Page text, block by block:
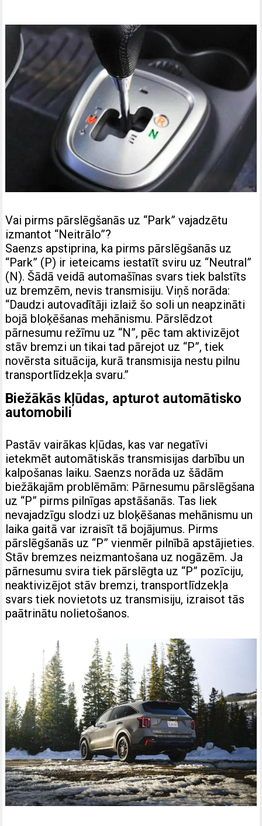
Vai pirms pārslēgšanās uz “Park” vajadzētu
izmantot “Neitrālo”?
Saenzs apstiprina, ka pirms pārslēgšanās uz
“Park” (P) ir ieteicams iestatīt sviru uz “Neutral”
(N). Šādā veidā automašīnas svars tiek balstīts
uz bremzēm, nevis transmisiju. Viņš norāda:
“Daudzi autovadītāji izlaiž šo soli un neapzināti
bojā bloķēšanas mehānismu. Pārslēdzot
pārnesumu režīmu uz “N”, pēc tam aktivizējot
stāv bremzi un tikai tad pārejot uz “P”, tiek
novērsta situācija, kurā transmisija nestu pilnu
transportlīdzekļa svaru.”
Biežākās kļūdas, apturot automātisko
automobili
Pastāv vairākas kļūdas, kas var negatīvi
ietekmēt automātiskās transmisijas darbību un
kalpošanas laiku. Saenzs norāda uz šādām
biežākajām problēmām: Pārnesumu pārslēgšana
uz “P” pirms pilnīgas apstāšanās. Tas liek
nevajadzīgu slodzi uz bloķēšanas mehānismu un
laika gaitā var izraisīt tā bojājumus. Pirms
pārslēgšanās uz “P” vienmēr pilnībā apstājieties.
Stāv bremzes neizmantošana uz nogāzēm. Ja
pārnesumu svira tiek pārslēgta uz “P” pozīciju,
neaktivizējot stāv bremzi, transportlīdzekļa
svars tiek novietots uz transmisiju, izraisot tās
paātrinātu nolietošanos.